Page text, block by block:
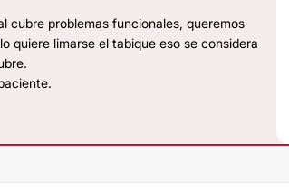
cubre problemas funcionales, queremos
quiere limarse el tabique eso se considera